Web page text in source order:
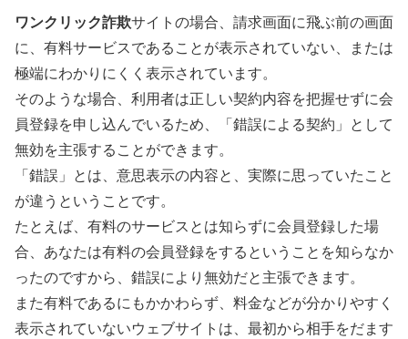
ワンクリック詐欺サイトの場合、請求画面に飛ぶ前の画面
に、有料サービスであることが表示されていない、または
極端にわかりにくく表示されています。
そのような場合、利用者は正しい契約内容を把握せずに会
員登録を申し込んでいるため、「錯誤による契約」として
無効を主張することができます。
「錯誤」とは、意思表示の内容と、実際に思っていたこと
が違うということです。
たとえば、有料のサービスとは知らずに会員登録した場
合、あなたは有料の会員登録をするということを知らなか
ったのですから、錯誤により無効だと主張できます。
また有料であるにもかかわらず、料金などが分かりやすく
表示されていないウェブサイトは、最初から相手をだます